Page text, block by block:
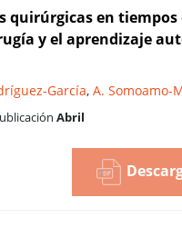
quirúrgicas en tiempos
y el aprendizaje
García, A. Somoamo-
Abril